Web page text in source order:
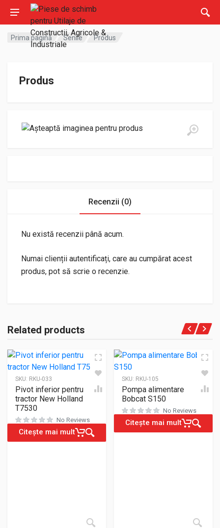
Prima pagină Senile Produs
Produs
Recenzii (0)
Nu există recenzii până acum.
Numai clienții autentificați, care au cumpărat acest
produs, pot să scrie o recenzie.
Related products
SKU: RKU-033
Pivot inferior pentru
tractor New Holland
T7530
No Reviews
Citește mai mult
SKU: RKU-105
Pompa alimentare
Bobcat S150
No Reviews
Citește mai mult